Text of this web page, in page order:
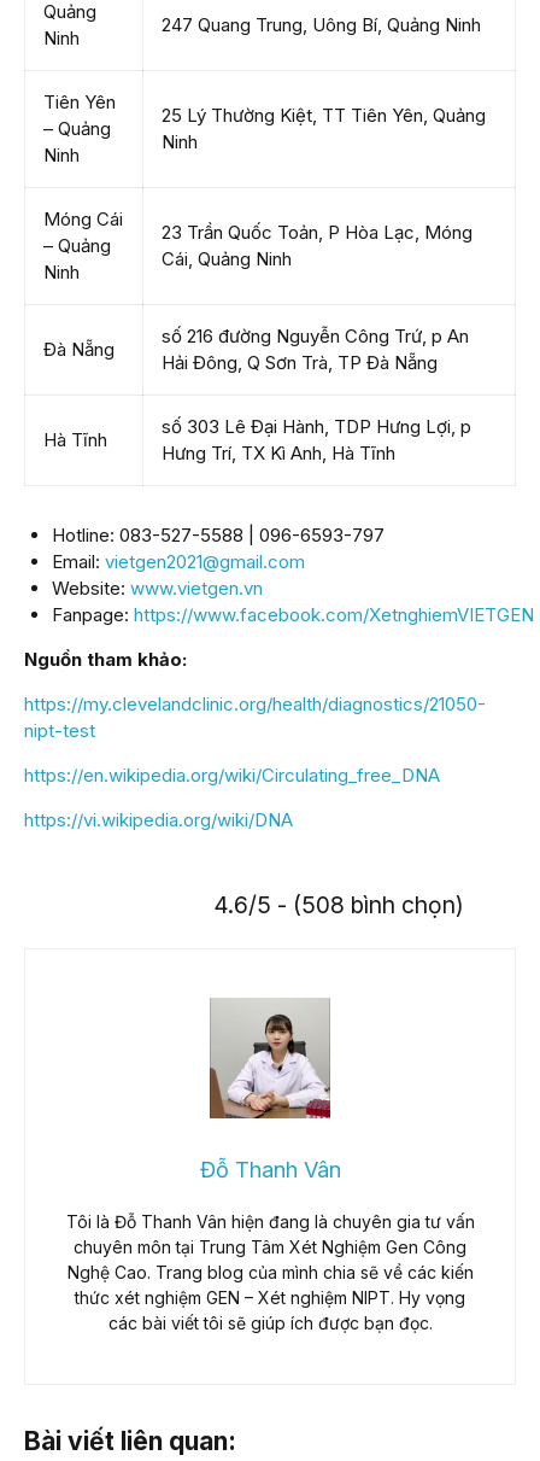
Quảng
Ninh
247 Quang Trung, Uông Bí, Quảng Ninh
Tiên Yên
– Quảng
Ninh
25 Lý Thường Kiệt, TT Tiên Yên, Quảng
Ninh
Móng Cái
– Quảng
Ninh
23 Trần Quốc Toản, P Hòa Lạc, Móng
Cái, Quảng Ninh
Đà Nẵng
số 216 đường Nguyễn Công Trứ, p An
Hải Đông, Q Sơn Trà, TP Đà Nẵng
Hà Tĩnh
số 303 Lê Đại Hành, TDP Hưng Lợi, p
Hưng Trí, TX Kì Anh, Hà Tĩnh
Hotline: 083-527-5588 | 096-6593-797
Email: vietgen2021@gmail.com
Website: www.vietgen.vn
Fanpage: https://www.facebook.com/XetnghiemVIETGEN
Nguồn tham khảo:
https://my.clevelandclinic.org/health/diagnostics/21050-
nipt-test
https://en.wikipedia.org/wiki/Circulating_free_DNA
https://vi.wikipedia.org/wiki/DNA
4.6/5 - (508 bình chọn)
Đỗ Thanh Vân
Tôi là Đỗ Thanh Vân hiện đang là chuyên gia tư vấn
chuyên môn tại Trung Tâm Xét Nghiệm Gen Công
Nghệ Cao. Trang blog của mình chia sẽ về các kiến
thức xét nghiệm GEN – Xét nghiệm NIPT. Hy vọng
các bài viết tôi sẽ giúp ích được bạn đọc.
Bài viết liên quan: